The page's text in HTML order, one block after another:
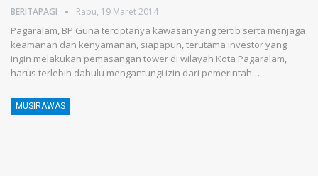
BERITAPAGI Rabu, 19 Maret 2014
Pagaralam, BP Guna terciptanya kawasan yang tertib serta menjaga
keamanan dan kenyamanan, siapapun, terutama investor yang
ingin melakukan pemasangan tower di wilayah Kota Pagaralam,
harus terlebih dahulu mengantungi izin dari pemerintah…
MUSIRAWAS